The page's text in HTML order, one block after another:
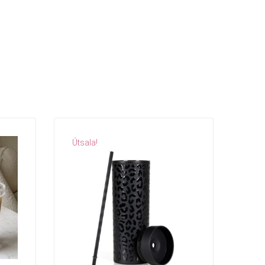
Útsala!